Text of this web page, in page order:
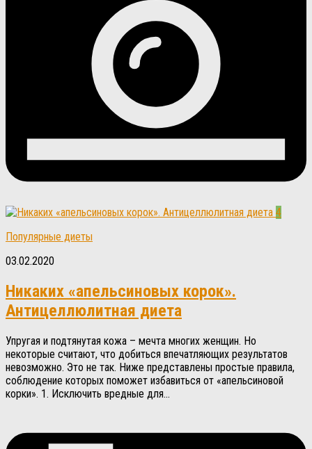
4
Популярные диеты
03.02.2020
Никаких «апельсиновых корок».
Антицеллюлитная диета
Упругая и подтянутая кожа – мечта многих женщин. Но
некоторые считают, что добиться впечатляющих результатов
невозможно. Это не так. Ниже представлены простые правила,
соблюдение которых поможет избавиться от «апельсиновой
корки». 1. Исключить вредные для...